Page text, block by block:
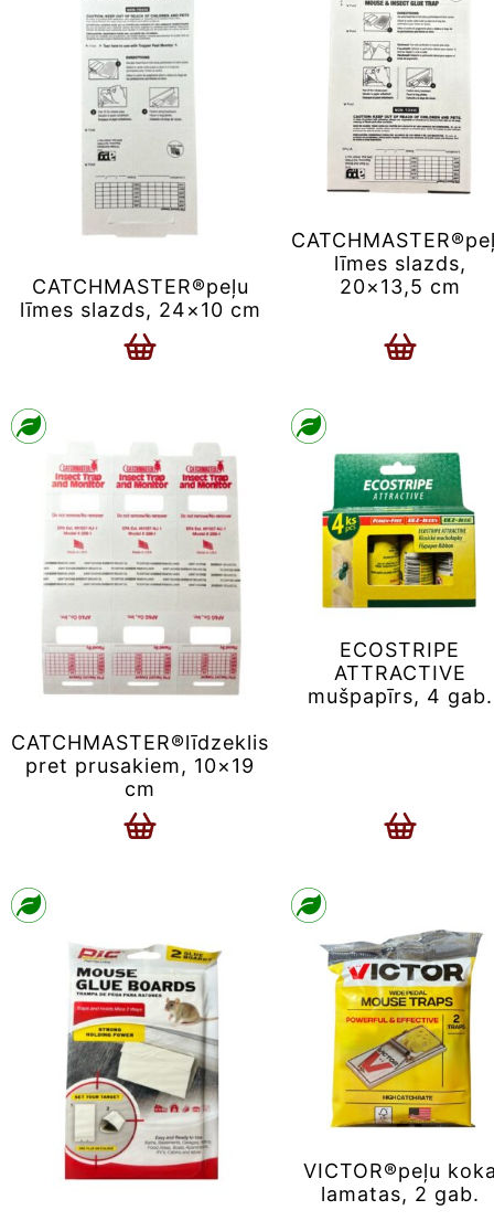
CATCHMASTER®peļu
līmes slazds, 24×10 cm
līmes slazds,
20×13,5 cm
CATCHMASTER®līdzeklis
pret prusakiem, 10×19
cm
ECOSTRIPE
ATTRACTIVE
mušpapīrs, 4 gab.
VICTOR®peļu
lamatas, 2 gab.